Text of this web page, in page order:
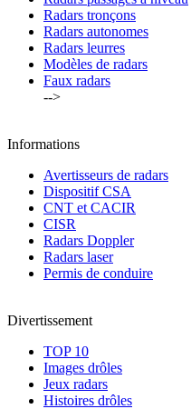
Radars tronçons
Radars autonomes
Radars leurres
Modèles de radars
Faux radars
-->
Informations
Avertisseurs de radars
Dispositif CSA
CNT et CACIR
CISR
Radars Doppler
Radars laser
Permis de conduire
Divertissement
TOP 10
Images drôles
Jeux radars
Histoires drôles